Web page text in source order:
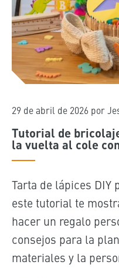
29 de abril de 2026 por
Tutorial de
la vuelta al cole
Tarta de lápices DIY
este tutorial te
hacer un regalo
consejos para la
materiales y la